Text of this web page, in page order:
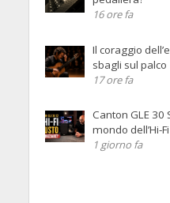
16 ore fa
Il coraggio
sbagli sul palco
17 ore fa
Canton GLE 30
mondo dell’Hi-Fi
1 giorno fa